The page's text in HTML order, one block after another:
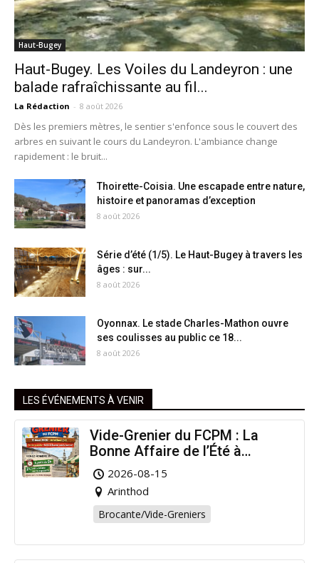
Haut-Bugey
Haut-Bugey. Les Voiles du Landeyron : une
balade rafraîchissante au fil...
La Rédaction - 8 août 2026
Dès les premiers mètres, le sentier s'enfonce sous le couvert des
arbres en suivant le cours du Landeyron. L'ambiance change
rapidement : le bruit...
Thoirette-Coisia. Une escapade entre nature,
histoire et panoramas d’exception
8 août 2026
Série d’été (1/5). Le Haut-Bugey à travers les
âges : sur...
8 août 2026
Oyonnax. Le stade Charles-Mathon ouvre
ses coulisses au public ce 18...
8 août 2026
LES ÉVÉNEMENTS À VENIR
Vide-Grenier du FCPM : La
Bonne Affaire de l’Été à
Arinthod !
2026-08-15
Arinthod
Brocante/Vide-Greniers